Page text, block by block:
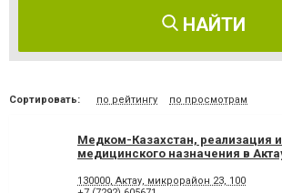
НАЙТИ
Сортировать: по рейтингу по просмотрам
Медком-Казахстан, реализация
медицинского назначения в
130000, Актау, микрорайон 23, 100